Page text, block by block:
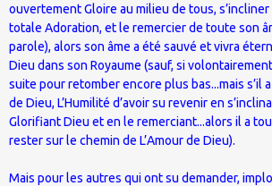
ouvertement Gloire au milieu de tous,
totale Adoration, et le remercier de toute son
parole), alors son âme a été sauvé et vivra
Dieu dans son Royaume (sauf, si
suite pour retomber encore plus bas...mais s’il
de Dieu, L’Humilité d’avoir su revenir en
Glorifiant Dieu et en le remerciant...alors il a
rester sur le chemin de L’Amour de Dieu).
Mais pour les autres qui ont su demander,